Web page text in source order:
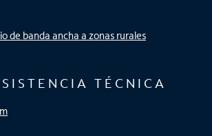
de banda ancha a zonas rurales
TÉCNICA